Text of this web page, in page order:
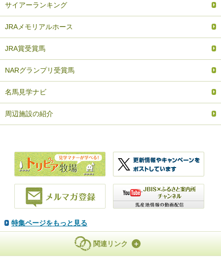
サイアーランキング
JRAメモリアルホース
JRA賞受賞馬
NARグランプリ受賞馬
名馬見学ナビ
周辺施設の紹介
特集ページをもっと見る
関連リンク